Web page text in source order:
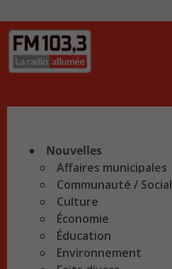
Nouvelles
Affaires municipales
Communauté / Social
Culture
Économie
Éducation
Environnement